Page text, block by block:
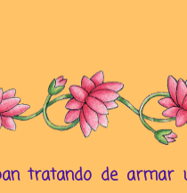
tratando de armar